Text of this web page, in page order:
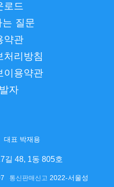
로드
는 질문
약관
처리방침
이용약관
자
대표 박재용
길 48, 1동 805호
통신판매신고 2022-서울성